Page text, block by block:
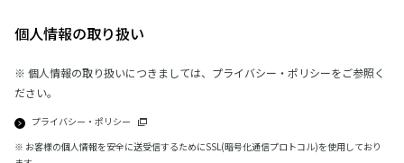
個人情報の取り扱い
※ 個人情報の取り扱いにつきましては、プライバシー・ポリシーをご参照く
ださい。
プライバシー・ポリシー
※ お客様の個人情報を安全に送受信するためにSSL(暗号化通信プロトコル)を使用しており